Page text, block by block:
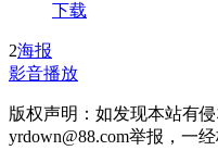
下载
2海报
影音播放
版权声明：如发现本站有
yrdown@88.com举报，一